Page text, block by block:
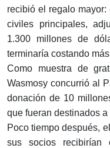
recibió el regalo
civiles principales,
1.300 millones de
terminaría costando
Como muestra de
Wasmosy concurrió al
donación de 10
que fueran destinados
Poco tiempo después,
sus socios recibirían